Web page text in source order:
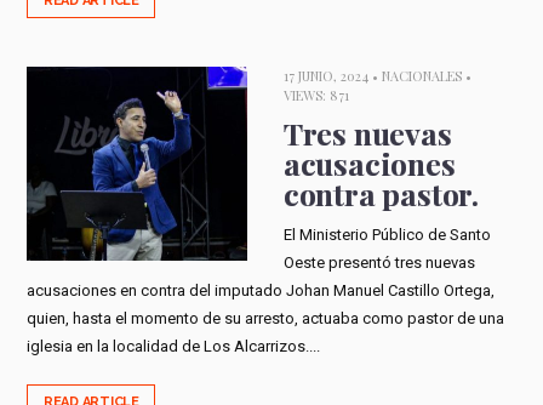
17 JUNIO, 2024 • NACIONALES•
VIEWS: 871
Tres nuevas
acusaciones
contra pastor.
El Ministerio Público de Santo
Oeste presentó tres nuevas
acusaciones en contra del imputado Johan Manuel Castillo Ortega,
quien, hasta el momento de su arresto, actuaba como pastor de una
iglesia en la localidad de Los Alcarrizos....
READ ARTICLE